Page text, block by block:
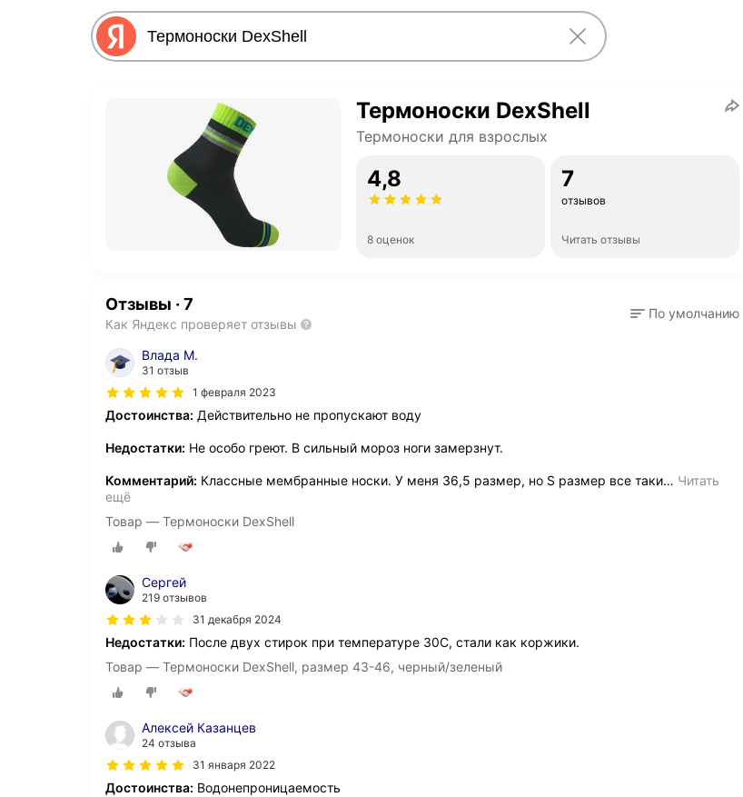
Термоноски DexShell
Термоноски для взрослых
4,8
8 оценок
7
отзывов
Читать отзывы
Отзывы · 7
Как Яндекс проверяет отзывы
По умолчанию
Влада М.
31 отзыв
1 февраля 2023
Достоинства: Действительно не пропускают воду
Недостатки: Не особо греют. В сильный мороз ноги замерзнут.
Комментарий: Классные мембранные носки. У меня 36,5 размер, но S размер все таки… Читать
ещё
Товар — Термоноски DexShell
Сергей
219 отзывов
31 декабря 2024
Недостатки: После двух стирок при температуре 30С, стали как коржики.
Товар — Термоноски DexShell, размер 43-46, черный/зеленый
Алексей Казанцев
24 отзыва
31 января 2022
Достоинства: Водонепроницаемость